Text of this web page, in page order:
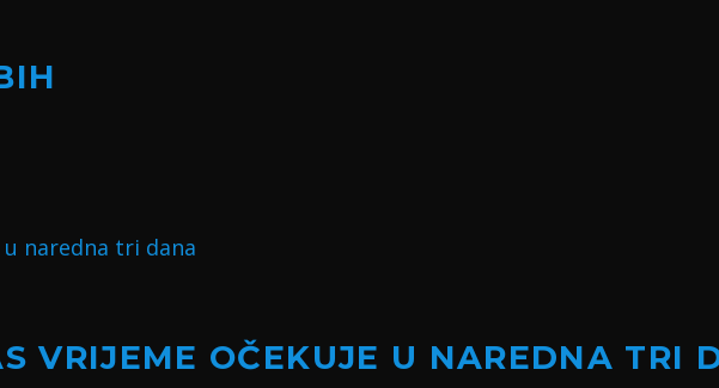
VRIJEME OČEKUJE U NAREDNA TRI